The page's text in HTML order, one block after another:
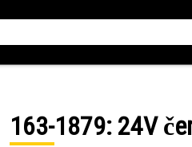
163-1879: 24V